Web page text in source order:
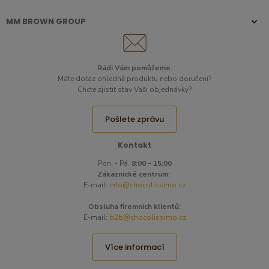
MM BROWN GROUP
Kontakt
Pon. - Pá. 8:00 - 15:00
Zákaznické centrum:
E-mail: info@chocolissimo.cz
Obsluha firemních klientů:
E-mail: b2b@chocolissimo.cz
Více informací
Rádi Vám pomůžeme.
Máte dotaz ohledně produktu nebo doručení?
Chcte zjistit stav Vaši objednávky?
Pošlete zprávu